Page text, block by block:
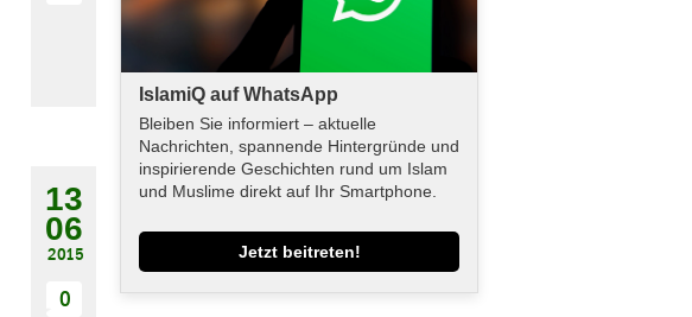
13
06
2015
0
IslamiQ auf WhatsApp
Bleiben Sie informiert – aktuelle
Nachrichten, spannende Hintergründe und
inspirierende Geschichten rund um Islam
und Muslime direkt auf Ihr Smartphone.
Jetzt beitreten!